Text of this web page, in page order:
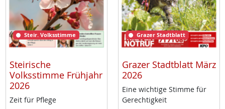
Steir. Volksstimme
Steirische
Volksstimme Frühjahr
2026
Zeit für Pf­le­ge
Grazer Stadtblatt
Grazer Stadtblatt März
2026
Ei­ne wich­ti­ge Stim­me für
Ge­rech­tig­keit